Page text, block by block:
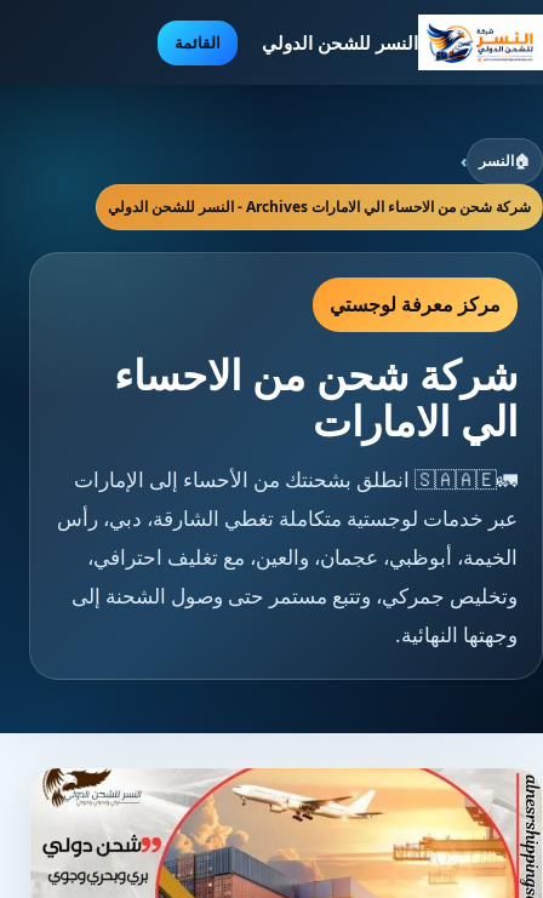
النسر للشحن الدولي القائمة
🏠النسر ›
شركة شحن من الاحساء الي الامارات Archives - النسر للشحن الدولي
مركز معرفة لوجستي
شركة شحن من الاحساء
الي الامارات
🚛🇸🇦🇦🇪 انطلق بشحنتك من الأحساء إلى الإمارات
عبر خدمات لوجستية متكاملة تغطي الشارقة، دبي، رأس
الخيمة، أبوظبي، عجمان، والعين، مع تغليف احترافي،
وتخليص جمركي، وتتبع مستمر حتى وصول الشحنة إلى
وجهتها النهائية.